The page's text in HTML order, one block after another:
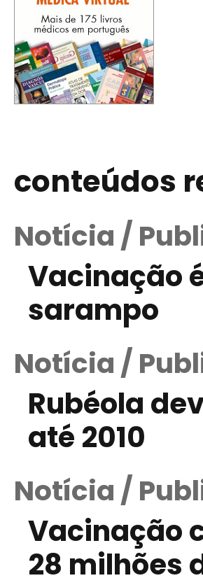
conteúdos
Notícia /
Vacinação
sarampo
Notícia /
Rubéola
até 2010
Notícia /
Vacinação
28 milhões